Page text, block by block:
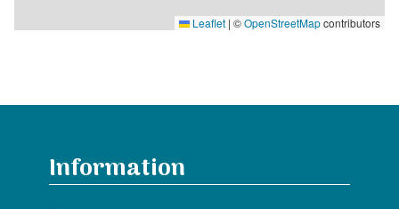
stången. En glad dag för hela familjen.
mellanrum, för mer info om detta kan ni besöka hemsidan.
Leaflet | ©OpenStreetMapcontributors
Information